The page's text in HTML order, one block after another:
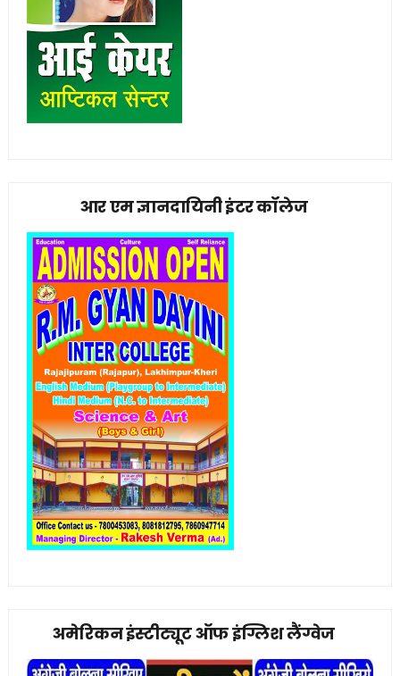
आर एम ज्ञानदायिनी इंटर कॉलेज
अमेरिकन इंस्टीट्यूट ऑफ इंग्लिश लैंग्वेज